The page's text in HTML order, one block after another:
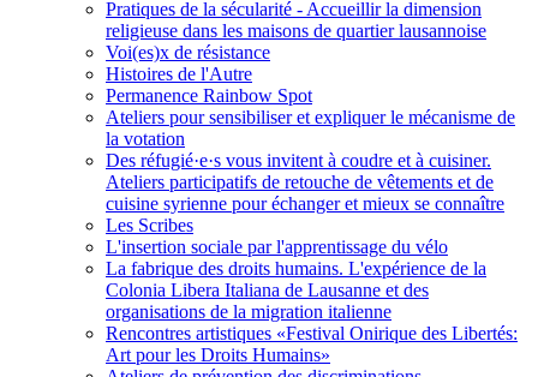
Pratiques de la sécularité - Accueillir la dimension
religieuse dans les maisons de quartier lausannoise
Voi(es)x de résistance
Histoires de l'Autre
Permanence Rainbow Spot
Ateliers pour sensibiliser et expliquer le mécanisme de
la votation
Des réfugié·e·s vous invitent à coudre et à cuisiner.
Ateliers participatifs de retouche de vêtements et de
cuisine syrienne pour échanger et mieux se connaître
Les Scribes
L'insertion sociale par l'apprentissage du vélo
La fabrique des droits humains. L'expérience de la
Colonia Libera Italiana de Lausanne et des
organisations de la migration italienne
Rencontres artistiques «Festival Onirique des Libertés:
Art pour les Droits Humains»